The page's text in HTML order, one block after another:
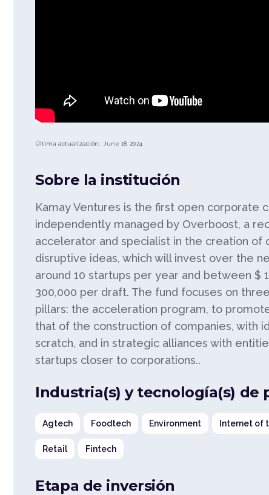
Última actualización: June 18, 2024
Sobre la institución
Kamay Ventures is the first open corporate
independently managed by Overboost, a
accelerator and specialist in the creation of
disruptive ideas, which will invest over the
around 10 startups per year and between $
300,000 per draft. The fund focuses on
pillars: the acceleration program, to
that of the construction of companies, with
scratch, and in strategic alliances with
startups closer to corporations..
Industria(s) y tecnología(s) de
Agtech Foodtech Environment Internet of
Retail Fintech
Etapa de inversión